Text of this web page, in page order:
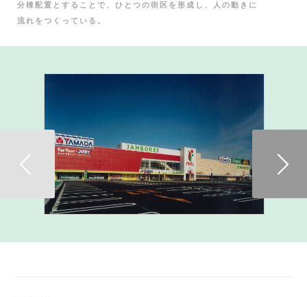
分棟配置とすることで、ひとつの街区を形成し、人の動きに
流れをつくっている。
Previous